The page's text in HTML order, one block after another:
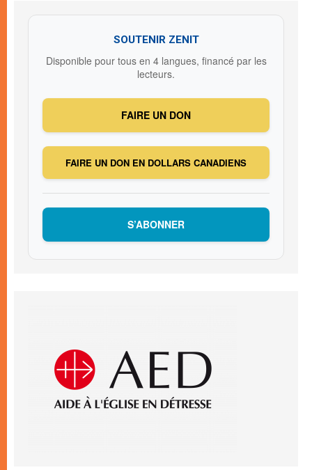
SOUTENIR ZENIT
Disponible pour tous en 4 langues, financé par les
lecteurs.
FAIRE UN DON
FAIRE UN DON EN DOLLARS CANADIENS
S’ABONNER